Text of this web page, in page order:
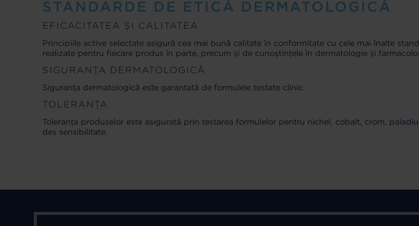
STANDARDE DE ETICĂ DERMATOLOGICĂ
EFICACITATEA ȘI CALITATEA
Principiile active selectate asigură cea mai bună calitate în conformitate cu cele mai înalte
realizate pentru fiecare produs în parte, precum și de cunoștințele în dermatologie și
SIGURANȚA DERMATOLOGICĂ
Siguranța dermatologică este garantată de formulele testate clinic.
TOLERANȚA
Toleranța produselor este asigurată prin testarea formulelor pentru nichel, cobalt, crom,
des sensibilitate.